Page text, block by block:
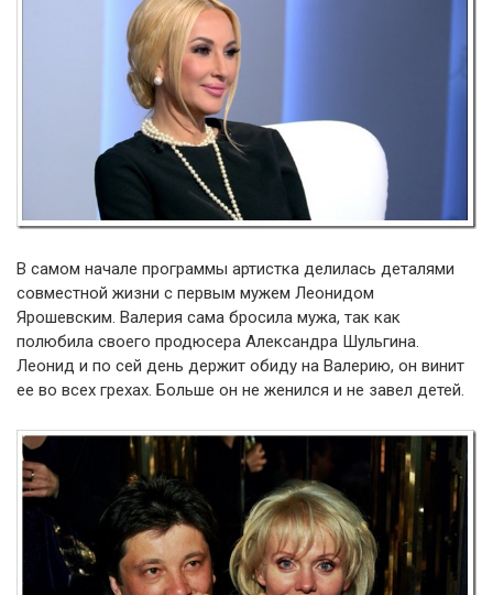
В самом начале программы артистка делилась деталями
совместной жизни с первым мужем Леонидом
Ярошевским. Валерия сама бросила мужа, так как
полюбила своего продюсера Александра Шульгина.
Леонид и по сей день держит обиду на Валерию, он винит
ее во всех грехах. Больше он не женился и не завел детей.